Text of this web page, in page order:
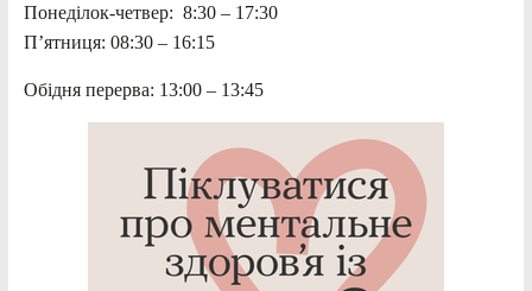
Понеділок-четвер: 8:30 – 17:30
П’ятниця: 08:30 – 16:15
Обідня перерва: 13:00 – 13:45